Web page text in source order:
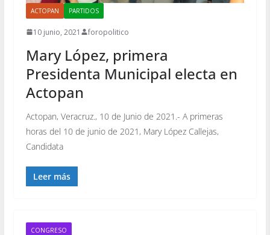
ACTOPAN PARTIDOS
10 junio, 2021 foropolitico
Mary López, primera
Presidenta Municipal electa en
Actopan
Actopan, Veracruz., 10 de Junio de 2021.- A primeras
horas del 10 de junio de 2021, Mary López Callejas,
Candidata
Leer más
CONGRESO